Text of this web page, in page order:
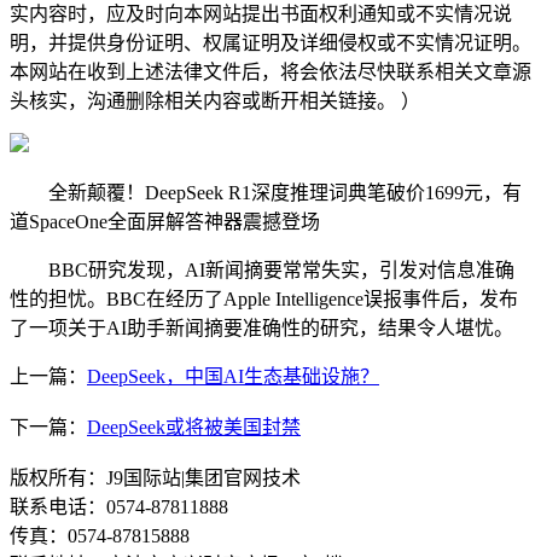
实内容时，应及时向本网站提出书面权利通知或不实情况说
明，并提供身份证明、权属证明及详细侵权或不实情况证明。
本网站在收到上述法律文件后，将会依法尽快联系相关文章源
头核实，沟通删除相关内容或断开相关链接。 ）
全新颠覆！DeepSeek R1深度推理词典笔破价1699元，有
道SpaceOne全面屏解答神器震撼登场
BBC研究发现，AI新闻摘要常常失实，引发对信息准确
性的担忧。BBC在经历了Apple Intelligence误报事件后，发布
了一项关于AI助手新闻摘要准确性的研究，结果令人堪忧。
上一篇： DeepSeek，中国AI生态基础设施？
下一篇： DeepSeek或将被美国封禁
版权所有：J9国际站|集团官网技术
联系电话：0574-87811888
传真：0574-87815888